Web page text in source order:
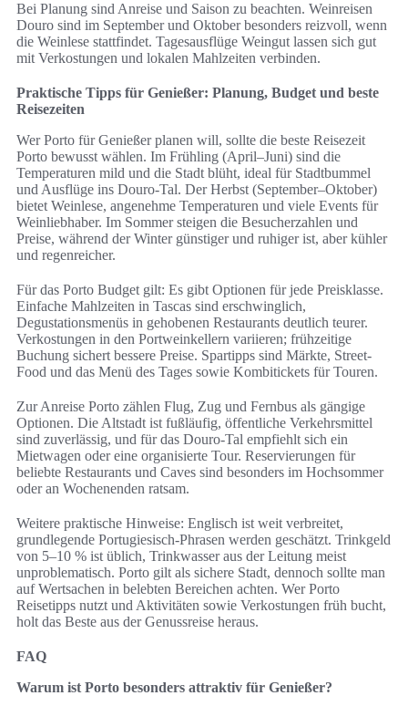
Bei Planung sind Anreise und Saison zu beachten. Weinreisen
Douro sind im September und Oktober besonders reizvoll, wenn
die Weinlese stattfindet. Tagesausflüge Weingut lassen sich gut
mit Verkostungen und lokalen Mahlzeiten verbinden.
Praktische Tipps für Genießer: Planung, Budget und beste
Reisezeiten
Wer Porto für Genießer planen will, sollte die beste Reisezeit
Porto bewusst wählen. Im Frühling (April–Juni) sind die
Temperaturen mild und die Stadt blüht, ideal für Stadtbummel
und Ausflüge ins Douro-Tal. Der Herbst (September–Oktober)
bietet Weinlese, angenehme Temperaturen und viele Events für
Weinliebhaber. Im Sommer steigen die Besucherzahlen und
Preise, während der Winter günstiger und ruhiger ist, aber kühler
und regenreicher.
Für das Porto Budget gilt: Es gibt Optionen für jede Preisklasse.
Einfache Mahlzeiten in Tascas sind erschwinglich,
Degustationsmenüs in gehobenen Restaurants deutlich teurer.
Verkostungen in den Portweinkellern variieren; frühzeitige
Buchung sichert bessere Preise. Spartipps sind Märkte, Street-
Food und das Menü des Tages sowie Kombitickets für Touren.
Zur Anreise Porto zählen Flug, Zug und Fernbus als gängige
Optionen. Die Altstadt ist fußläufig, öffentliche Verkehrsmittel
sind zuverlässig, und für das Douro-Tal empfiehlt sich ein
Mietwagen oder eine organisierte Tour. Reservierungen für
beliebte Restaurants und Caves sind besonders im Hochsommer
oder an Wochenenden ratsam.
Weitere praktische Hinweise: Englisch ist weit verbreitet,
grundlegende Portugiesisch-Phrasen werden geschätzt. Trinkgeld
von 5–10 % ist üblich, Trinkwasser aus der Leitung meist
unproblematisch. Porto gilt als sichere Stadt, dennoch sollte man
auf Wertsachen in belebten Bereichen achten. Wer Porto
Reisetipps nutzt und Aktivitäten sowie Verkostungen früh bucht,
holt das Beste aus der Genussreise heraus.
FAQ
Warum ist Porto besonders attraktiv für Genießer?